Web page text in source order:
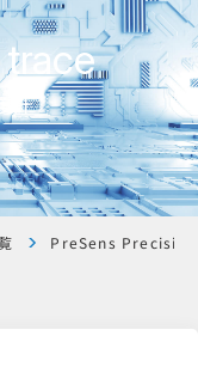
計
PreSens